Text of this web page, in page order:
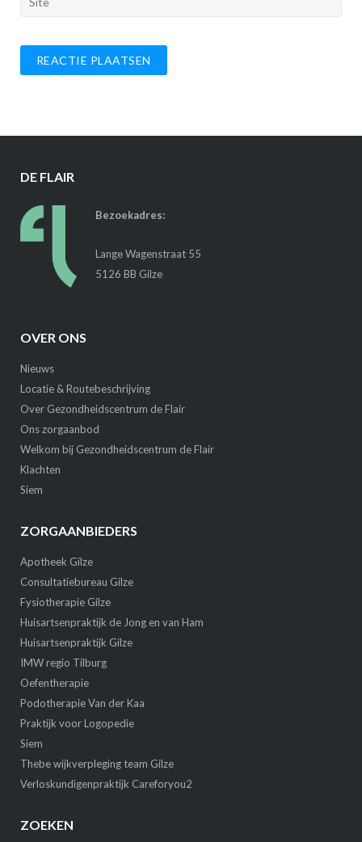
DE FLAIR
Bezoekadres:
Lange Wagenstraat 55
5126 BB Gilze
OVER ONS
Nieuws
Locatie & Routebeschrijving
Over Gezondheidscentrum de Flair
Ons zorgaanbod
Welkom bij Gezondheidscentrum de Flair
Klachten
Siem
ZORGAANBIEDERS
Apotheek Gilze
Consultatiebureau Gilze
Fysiotherapie Gilze
Huisartsenpraktijk de Jong en van Ham
Huisartsenpraktijk Gilze
IMW regio Tilburg
Oefentherapie
Podotherapie Van der Kaa
Praktijk voor Logopedie
Siem
Thebe wijkverpleging team Gilze
Verloskundigenpraktijk Careforyou2
ZOEKEN